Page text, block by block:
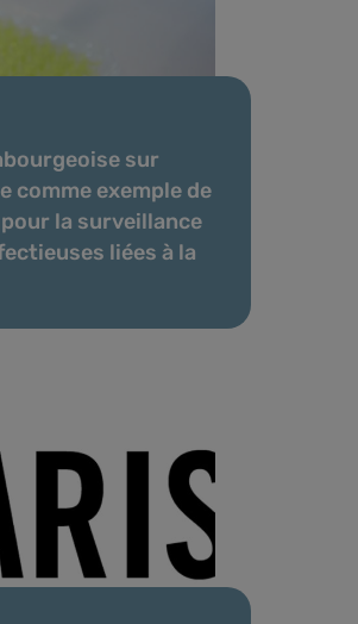
sur
comme exemple de
pour la surveillance
liées à la